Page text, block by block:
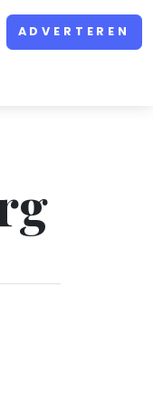
ADVERTEREN